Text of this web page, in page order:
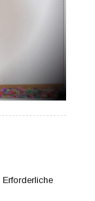
Erforderliche